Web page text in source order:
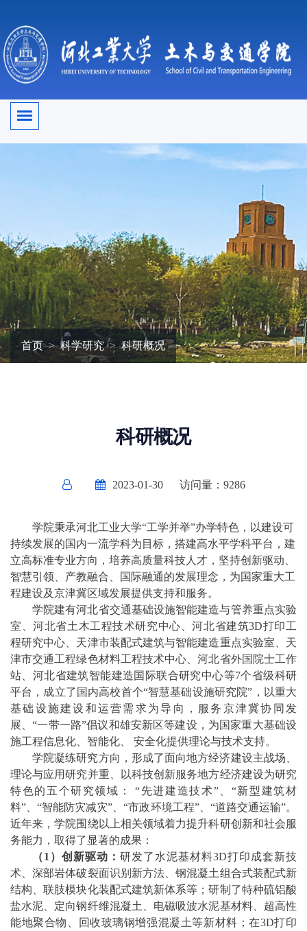
首页 科学研究 科研概况
科研概况
2023-01-30 访问量： 9286
学院秉承河北工业大学“工学并举”办学特色，以建设可
持续发展的国内一流学科为目标，搭建高水平学科平台，建
立高标准专业方向，培养高质量科技人才，坚持创新驱动、
智慧引领、产教融合、国际融通的发展理念，为国家重大工
程建设及京津冀区域发展提供支持和服务。
学院建有河北省交通基础设施智能建造与管养重点实验
室、河北省土木工程技术研究中心、河北省建筑3D打印工
程研究中心、天津市装配式建筑与智能建造重点实验室、天
津市交通工程绿色材料工程技术中心、河北省外国院士工作
站、河北省建筑智能建造国际联合研究中心等7个省级科研
平台，成立了国内高校首个“智慧基础设施研究院”，以重大
基础设施建设和运营需求为导向，服务京津冀协同发
展、“一带一路”倡议和雄安新区等建设，为国家重大基础设
施工程信息化、智能化、 安全化提供理论与技术支持。
学院凝练研究方向，形成了面向地方经济建设主战场、
理论与应用研究并重、以科技创新服务地方经济建设为研究
特色的五个研究领域： “先进建造技术”、“新型建筑材
料”、“智能防灾减灾”、“市政环境工程”、“道路交通运输”。
近年来，学院围绕以上相关领域着力提升科研创新和社会服
务能力，取得了显著的成果：
（1 ） 创新驱动： 研发了水泥基材料3D打印成套新技
术、深部岩体破裂面识别新方法、钢混凝土组合式装配式新
结构、联肢模块化装配式建筑新体系等；研制了特种硫铝酸
盐水泥、定向钢纤维混凝土、电磁吸波水泥基材料、超高性
能地聚合物、回收玻璃钢增强混凝土等新材料；在3D打印